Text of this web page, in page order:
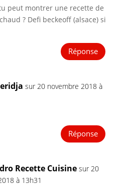
peut montrer une recette de
? Defi beckeoff (alsace) si
Réponse
sur 20 novembre 2018 à
Réponse
Recette Cuisine sur 20
à 13h31